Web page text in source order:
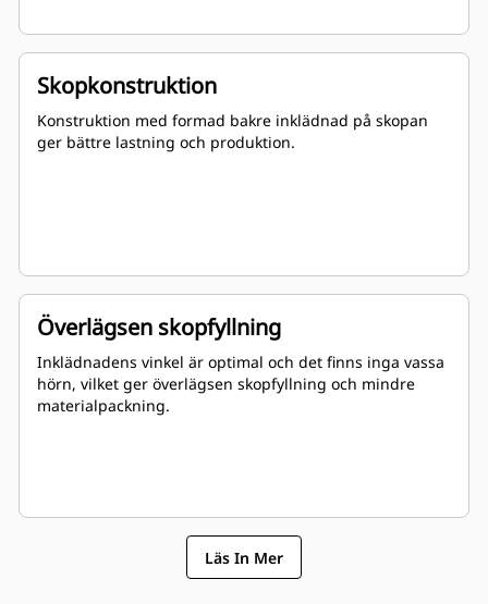
Skopkonstruktion
Konstruktion med formad bakre inklädnad på skopan
ger bättre lastning och produktion.
Överlägsen skopfyllning
Inklädnadens vinkel är optimal och det finns inga vassa
hörn, vilket ger överlägsen skopfyllning och mindre
materialpackning.
Läs In Mer